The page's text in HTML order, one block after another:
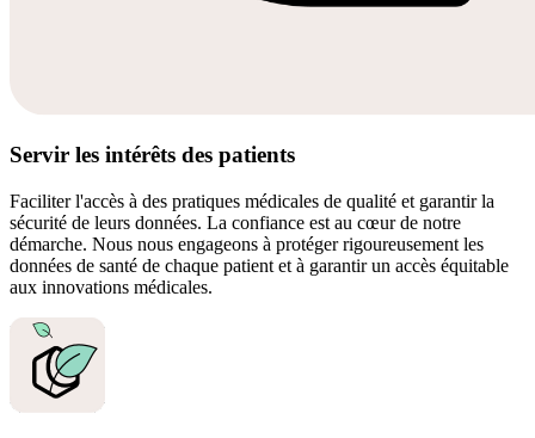
Servir les intérêts des patients
Faciliter l'accès à des pratiques médicales de qualité et garantir la
sécurité de leurs données. La confiance est au cœur de notre
démarche. Nous nous engageons à protéger rigoureusement les
données de santé de chaque patient et à garantir un accès équitable
aux innovations médicales.